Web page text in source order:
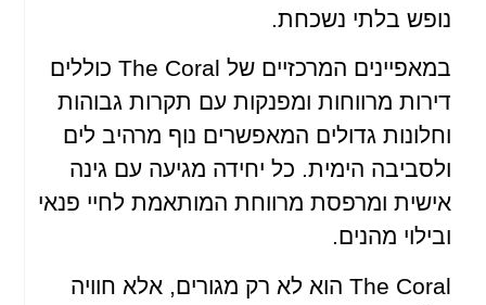
נופש בלתי נשכחת.
במאפיינים המרכזיים של The Coral כוללים
דירות מרווחות ומפנקות עם תקרות גבוהות
וחלונות גדולים המאפשרים נוף מרהיב לים
ולסביבה הימית. כל יחידה מגיעה עם גינה
אישית ומרפסת מרווחת המותאמת לחיי פנאי
ובילוי מהנים.
The Coral הוא לא רק מגורים, אלא חוויה